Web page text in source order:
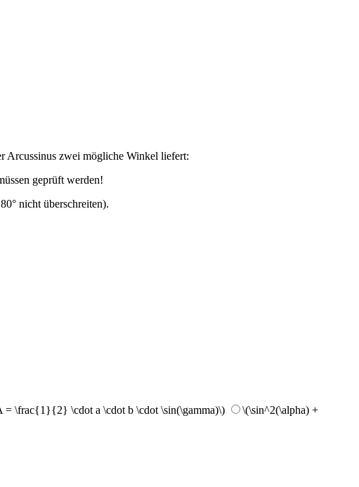
Arcussinus zwei mögliche Winkel liefert:
geprüft werden!
nicht überschreiten).
= \frac{1}{2} \cdot a \cdot b \cdot \sin(\gamma)\)
\(\sin^2(\alpha) +